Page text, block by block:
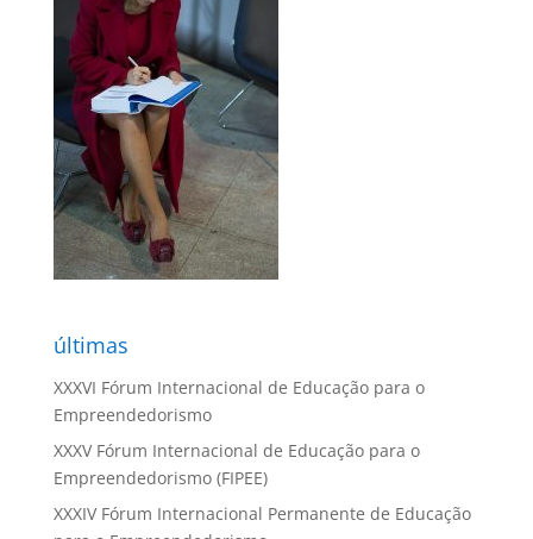
últimas
XXXVI Fórum Internacional de Educação para o
Empreendedorismo
XXXV Fórum Internacional de Educação para o
Empreendedorismo (FIPEE)
XXXIV Fórum Internacional Permanente de Educação